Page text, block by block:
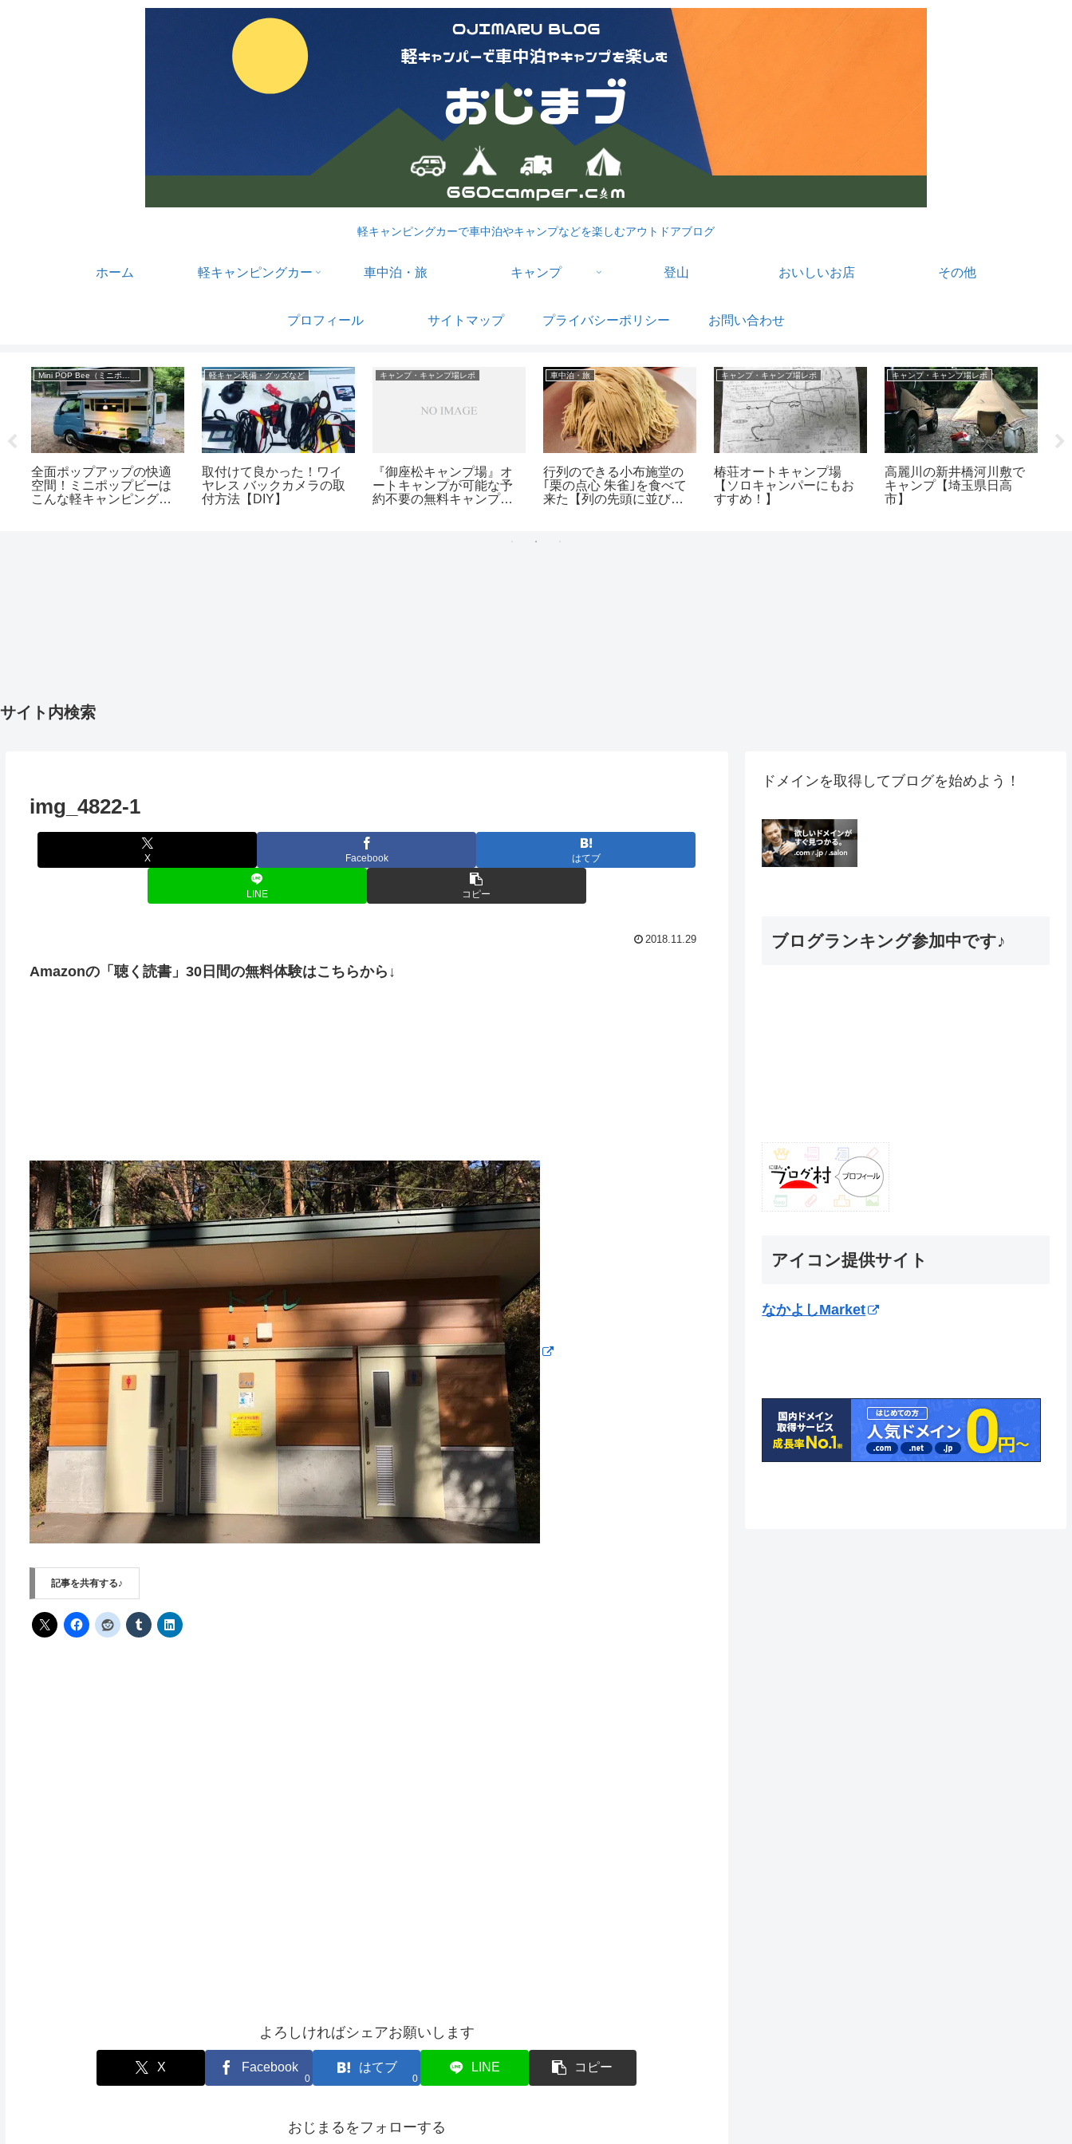
軽キャンピングカーで車中泊やキャンプなどを楽しむアウトドアブログ
ホーム 軽キャンピングカー 車中泊・旅 キャンプ 登山 おいしいお店 その他
プロフィール サイトマップ プライバシーポリシー お問い合わせ
全面ポップアップの快適
空間！ミニポップビーは
こんな軽キャンピングカ
軽キャン装備・グッズなど
取付けて良かった！ワイ
ヤレス バックカメラの取
付方法【DIY】
キャンプ・キャンプ場レポ
『御座松キャンプ場』オ
ートキャンプが可能な予
約不要の無料キャンプ場
車中泊・旅
行列のできる小布施堂の
｢栗の点心 朱雀｣を食べて
来た【列の先頭に並び朱
キャンプ・キャンプ場レポ
椿荘オートキャンプ場
【ソロキャンパーにもお
すすめ！】
キャンプ・キャンプ場レポ
高麗川の新井橋河川敷で
キャンプ【埼玉県日高
市】
サイト内検索
img_4822-1
X Facebook はてブ
LINE コピー
2018.11.29
Amazonの「聴く読書」30日間の無料体験はこちらから↓
記事を共有する♪
よろしければシェアお願いします
X Facebook
0
はてブ
0
LINE コピー
おじまるをフォローする
ドメインを取得してブログを始めよう！
ブログランキング参加中です♪
アイコン提供サイト
なかよしMarket